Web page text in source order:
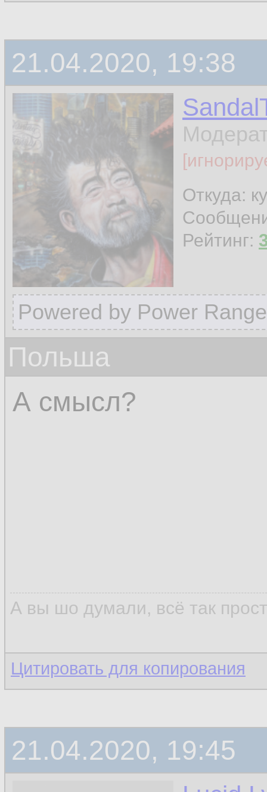
21.04.2020, 19:38
Откуда:
Рейтинг:
Powered by Power
Польша
А смысл?
А вы шо думали, всё так
Цитировать для копирования
21.04.2020, 19:45